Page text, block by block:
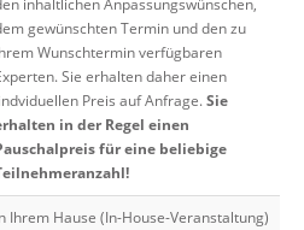
inhaltlichen Anpassungswünschen,
gewünschten Termin und den zu
Wunschtermin verfügbaren
Sie erhalten daher einen
Preis auf Anfrage.Sie
in der Regel einen
für eine beliebige
Ihrem Hause (In-House-Veranstaltung)